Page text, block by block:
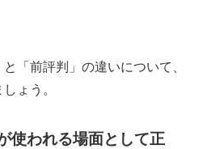
「前評判」の違いについて、
ょう。
使われる場面として正